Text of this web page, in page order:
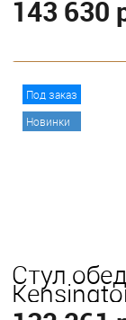
143 630
Под заказ
Новинки
Стул